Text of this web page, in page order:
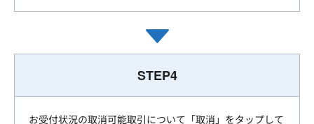
STEP4
お受付状況の取消可能取引について「取消」をタップして